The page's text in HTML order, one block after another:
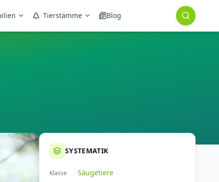
Tierstämme Blog
SYSTEMATIK
Klasse Säugetiere